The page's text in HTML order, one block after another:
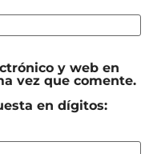
y web en
vez que comente.
en dígitos: